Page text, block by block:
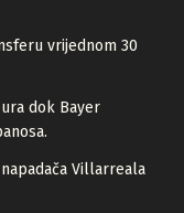
vrijednom 30
dok Bayer
Villarreala